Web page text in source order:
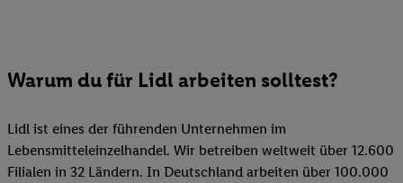
Warum du für Lidl arbeiten solltest?
Lidl ist eines der führenden Unternehmen im
Lebensmitteleinzelhandel. Wir betreiben weltweit über 12.600
Filialen in 32 Ländern. In Deutschland arbeiten über 100.000